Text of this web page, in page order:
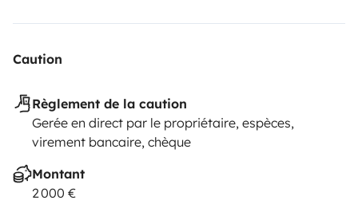
Caution
Règlement de la caution
Gerée en direct par le propriétaire, espèces,
virement bancaire, chèque
Montant
2 000 €